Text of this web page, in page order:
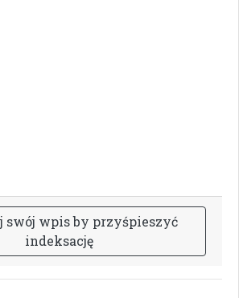
j swój wpisby przyśpieszyć
indeksację